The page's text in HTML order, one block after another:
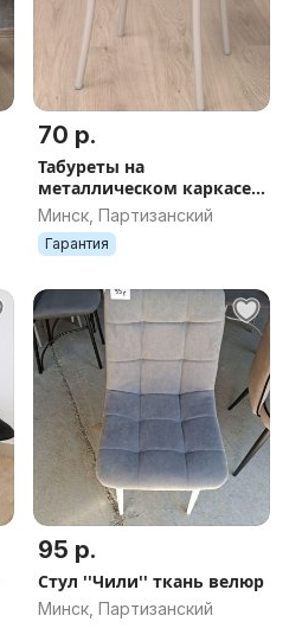
70 р.
Табуреты на
металлическом каркасе
выбор по цветам
Минск, Партизанский
Гарантия
95 р.
Стул ''Чили'' ткань велюр
Минск, Партизанский